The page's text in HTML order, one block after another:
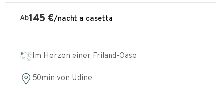
Ab145 €/nacht a casetta
Im Herzen einer Friland-Oase
50min von Udine